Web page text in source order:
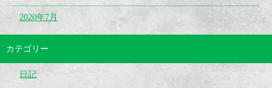
2020年7月
カテゴリー
日記